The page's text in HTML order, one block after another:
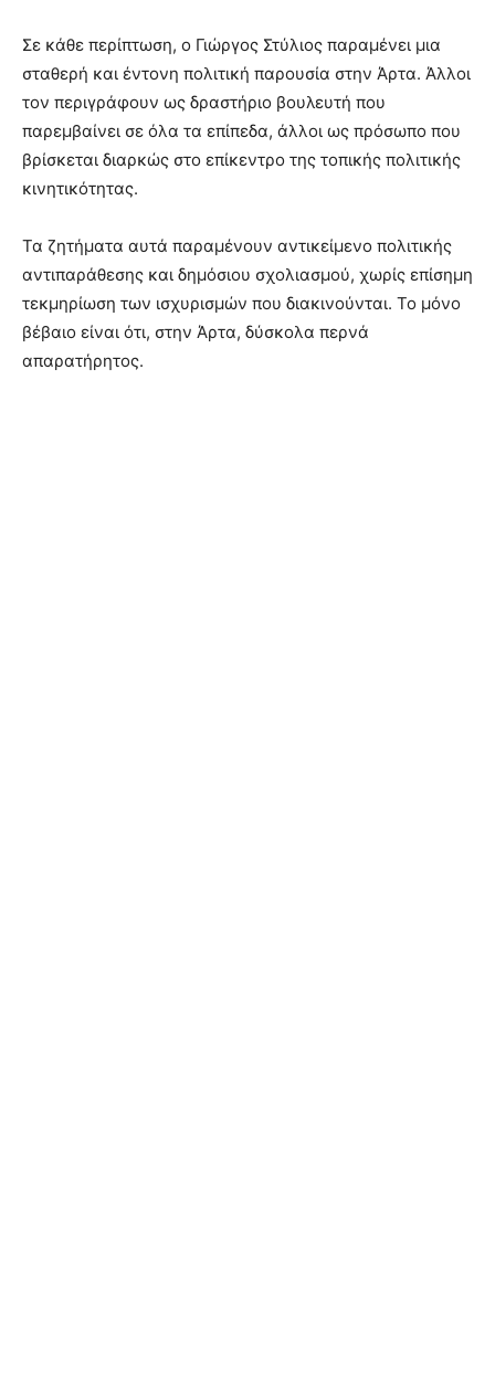
Σε κάθε περίπτωση, ο Γιώργος Στύλιος παραμένει μια
σταθερή και έντονη πολιτική παρουσία στην Άρτα. Άλλοι
τον περιγράφουν ως δραστήριο βουλευτή που
παρεμβαίνει σε όλα τα επίπεδα, άλλοι ως πρόσωπο που
βρίσκεται διαρκώς στο επίκεντρο της τοπικής πολιτικής
κινητικότητας.
Τα ζητήματα αυτά παραμένουν αντικείμενο πολιτικής
αντιπαράθεσης και δημόσιου σχολιασμού, χωρίς επίσημη
τεκμηρίωση των ισχυρισμών που διακινούνται. Το μόνο
βέβαιο είναι ότι, στην Άρτα, δύσκολα περνά
απαρατήρητος.